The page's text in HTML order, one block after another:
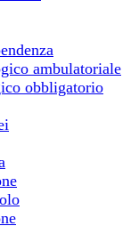
ambulatoriale
obbligatorio